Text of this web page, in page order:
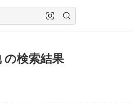
の検索結果